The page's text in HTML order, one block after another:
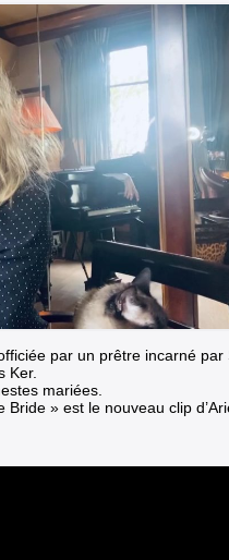
par un prêtre incarné par
Ker.
mariées.
Bride » est le nouveau clip